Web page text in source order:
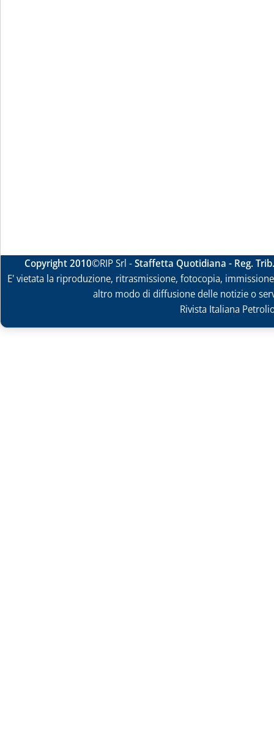
Copyright 2010©RIP Srl -Staffetta Quotidiana - Reg.
E' vietata la riproduzione, ritrasmissione, fotocopia,
altro modo di diffusione delle notizie o
Rivista Italiana